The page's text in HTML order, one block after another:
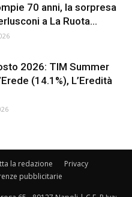
70 anni, la sorpresa
a La Ruota...
2026: TIM Summer
(14.1%), L’Eredità
la redazione
Privacy
pubblicitarie